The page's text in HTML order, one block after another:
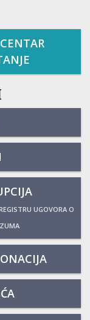
UGOVORA O